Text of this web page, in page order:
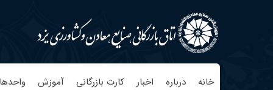
خانه درباره اخبار کارت بازرگانی آموزش